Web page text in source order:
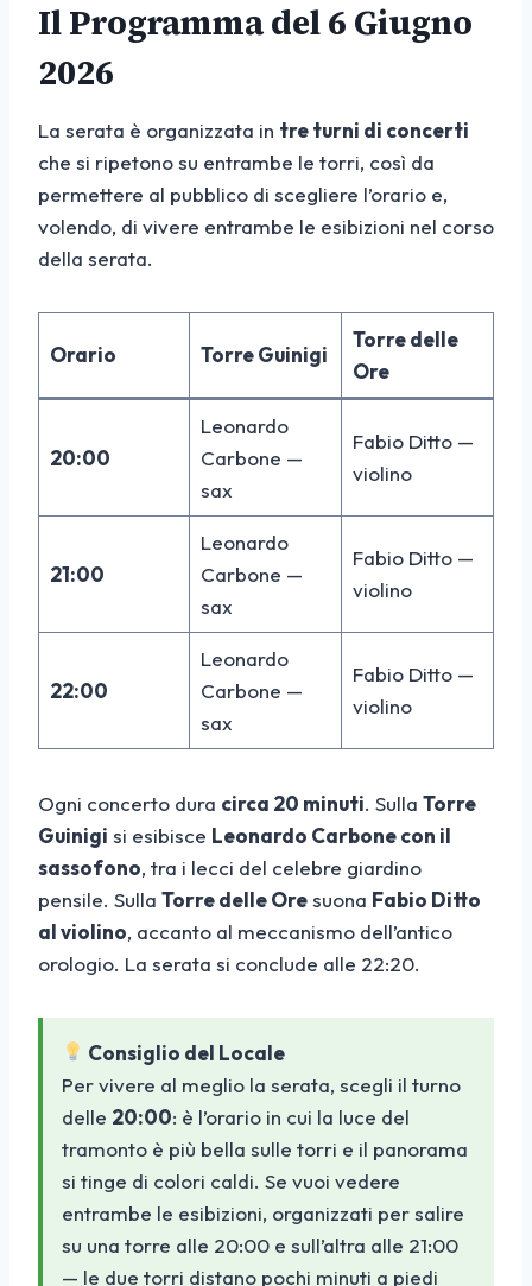
Il Programma del 6 Giugno
2026
La serata è organizzata in tre turni di concerti
che si ripetono su entrambe le torri, così da
permettere al pubblico di scegliere l’orario e,
volendo, di vivere entrambe le esibizioni nel corso
della serata.
Orario Torre Guinigi
Torre delle
Ore
20:00
Leonardo
Carbone —
sax
Fabio Ditto —
violino
21:00
Leonardo
Carbone —
sax
Fabio Ditto —
violino
22:00
Leonardo
Carbone —
sax
Fabio Ditto —
violino
Ogni concerto dura circa 20 minuti. Sulla Torre
Guinigi si esibisce Leonardo Carbone con il
sassofono, tra i lecci del celebre giardino
pensile. Sulla Torre delle Oresuona Fabio Ditto
al violino, accanto al meccanismo dell’antico
orologio. La serata si conclude alle 22:20.
Consiglio del Locale
Per vivere al meglio la serata, scegli il turno
delle 20:00: è l’orario in cui la luce del
tramonto è più bella sulle torri e il panorama
si tinge di colori caldi. Se vuoi vedere
entrambe le esibizioni, organizzati per salire
su una torre alle 20:00 e sull’altra alle 21:00
— le due torri distano pochi minuti a piedi